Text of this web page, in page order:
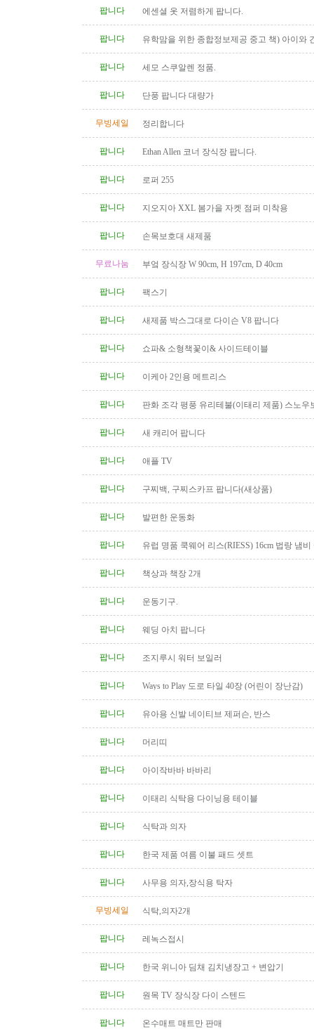
팝니다 에센셜 옷 저렴하게 팝니다.
팝니다
유학맘을 위한 종합정보제공 중고 책) 아이와
팝니다
세모 스쿠알렌 정품.
팝니다 단풍 팝니다 대량가
무빙세일 정리합니다
팝니다 Ethan Allen 코너 장식장 팝니다.
팝니다 로퍼 255
팝니다 지오지아 XXL 봄가을 자켓 점퍼 미착용
팝니다 손목보호대 새제품
무료나눔 부엌 장식장 W 90cm, H 197cm, D 40cm
팝니다 팩스기
팝니다 새제품 박스그대로 다이슨 V8 팝니다
팝니다 쇼파& 소형책꽃이& 사이드테이블
팝니다 이케아 2인용 메트리스
팝니다
판화 조각 평풍 유리테불(이태리 제품) 스노우
팝니다
새 캐리어 팝니다
팝니다 애플 TV
팝니다 구찌백, 구찌스카프 팝니다(새상품)
팝니다 발편한 운동화
팝니다 유럽 명품 쿡웨어 리스(RIESS) 16cm 법랑 냄
팝니다 책상과 책장 2개
팝니다 운동기구.
팝니다 웨딩 아치 팝니다
팝니다 조지루시 워터 보일러
팝니다 Ways to Play 도로 타일 40장 (어린이 장난감)
팝니다 유아용 신발 네이티브 제퍼슨, 반스
팝니다 머리띠
팝니다 아이작바바 바바리
팝니다 이태리 식탁용 다이닝용 테이블
팝니다 식탁과 의자
팝니다 한국 제품 여름 이불 패드 셋트
팝니다 사무용 의자,장식용 탁자
무빙세일 식탁,의자2개
팝니다 레녹스접시
팝니다 한국 위니아 딤채 김치냉장고 + 변압기
팝니다 원목 TV 장식장 다이 스텐드
팝니다 온수매트 매트만 판매